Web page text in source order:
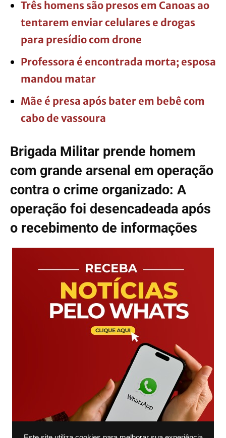
Três homens são presos em Canoas ao
tentarem enviar celulares e drogas
para presídio com drone
Professora é encontrada morta; esposa
mandou matar
Mãe é presa após bater em bebê com
cabo de vassoura
Brigada Militar prende homem
com grande arsenal em operação
contra o crime organizado: A
operação foi desencadeada após
o recebimento de informações